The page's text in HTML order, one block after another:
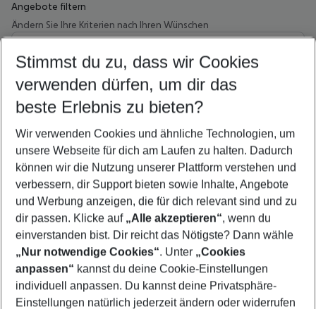
Angebote filtern
Ändern Sie Ihre Kriterien nach Ihren Wünschen
Beliebiger Abflughafen
Wähle deinen Reisezeitraum
5-8 Nächte
2 Erwachsene Keine Kinder
Mehr Filter anzeigen
Footer
Footer navigation
Über uns
Stimmst du zu, dass wir Cookies
verwenden dürfen, um dir das
beste Erlebnis zu bieten?
Wir verwenden Cookies und ähnliche Technologien, um
unsere Webseite für dich am Laufen zu halten. Dadurch
können wir die Nutzung unserer Plattform verstehen und
verbessern, dir Support bieten sowie Inhalte, Angebote
und Werbung anzeigen, die für dich relevant sind und zu
dir passen. Klicke auf „Alle akzeptieren“, wenn du
einverstanden bist. Dir reicht das Nötigste? Dann wähle
„Nur notwendige Cookies“. Unter „Cookies
anpassen“ kannst du deine Cookie-Einstellungen
individuell anpassen. Du kannst deine Privatsphäre-
Einstellungen natürlich jederzeit ändern oder widerrufen